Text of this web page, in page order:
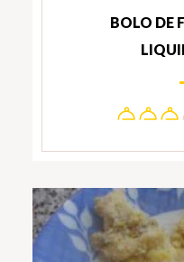
BOLO DE